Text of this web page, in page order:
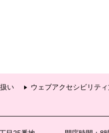
い ウェブアクセシビリテ